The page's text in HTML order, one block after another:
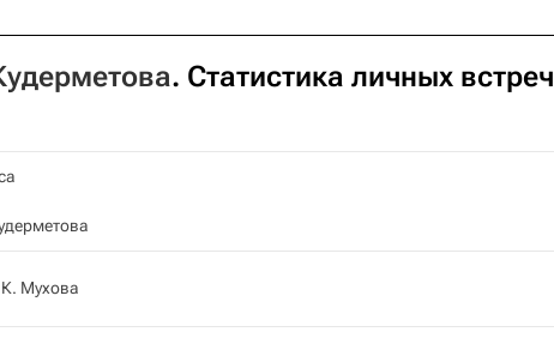
. Статистика личных встреч
К. Мухова